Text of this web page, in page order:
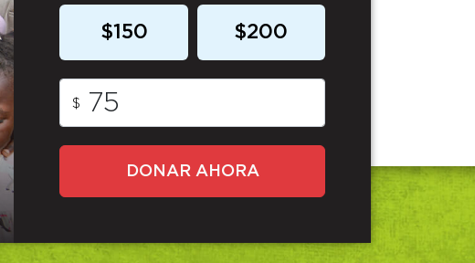
$150 $200
$
DONAR AHORA